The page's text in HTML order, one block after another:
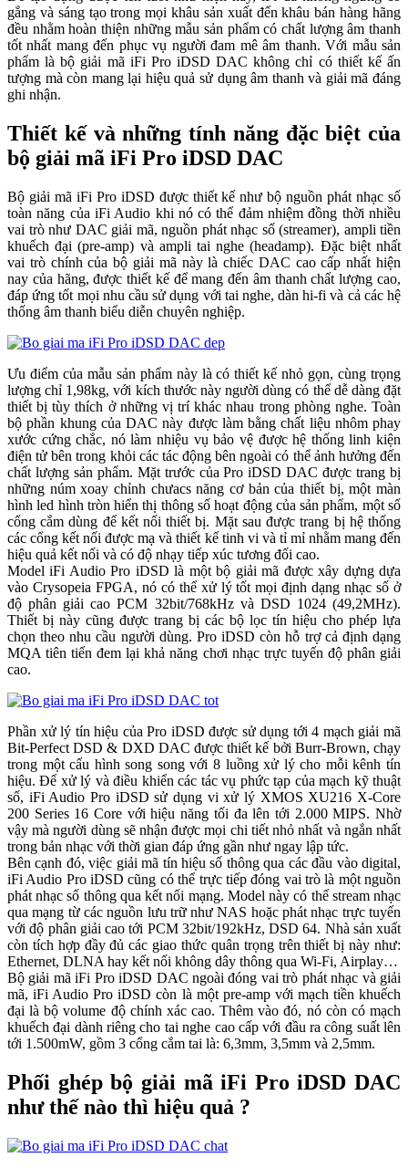
gắng và sáng tạo trong mọi khâu sản xuất đến khâu bán hàng hãng
đều nhằm hoàn thiện những mẫu sản phẩm có chất lượng âm thanh
tốt nhất mang đến phục vụ người đam mê âm thanh. Với mẫu sản
phẩm là bộ giải mã iFi Pro iDSD DAC không chỉ có thiết kế ấn
tượng mà còn mang lại hiệu quả sử dụng âm thanh và giải mã đáng
ghi nhận.
Thiết kế và những tính năng đặc biệt của
bộ giải mã iFi Pro iDSD DAC
Bộ giải mã iFi Pro iDSD được thiết kế như bộ nguồn phát nhạc số
toàn năng của iFi Audio khi nó có thể đảm nhiệm đồng thời nhiều
vai trò như DAC giải mã, nguồn phát nhạc số (streamer), ampli tiền
khuếch đại (pre-amp) và ampli tai nghe (headamp). Đặc biệt nhất
vai trò chính của bộ giải mã này là chiếc DAC cao cấp nhất hiện
nay của hãng, được thiết kế để mang đến âm thanh chất lượng cao,
đáp ứng tốt mọi nhu cầu sử dụng với tai nghe, dàn hi-fi và cả các hệ
thống âm thanh biểu diễn chuyên nghiệp.
Ưu điểm của mẫu sản phẩm này là có thiết kế nhỏ gọn, cùng trọng
lượng chỉ 1,98kg, với kích thước này người dùng có thể dễ dàng đặt
thiết bị tùy thích ở những vị trí khác nhau trong phòng nghe. Toàn
bộ phần khung của DAC này được làm bằng chất liệu nhôm phay
xước cứng chắc, nó làm nhiệu vụ bảo vệ được hệ thống linh kiện
điện tử bên trong khỏi các tác động bên ngoài có thể ảnh hưởng đến
chất lượng sản phẩm. Mặt trước của Pro iDSD DAC được trang bị
những núm xoay chỉnh chưacs năng cơ bản của thiết bị, một màn
hình led hình tròn hiển thị thông số hoạt động của sản phẩm, một số
cổng cắm dùng để kết nối thiết bị. Mặt sau được trang bị hệ thống
các cổng kết nối được mạ và thiết kế tinh vi và tỉ mỉ nhằm mang đến
hiệu quả kết nối và có độ nhạy tiếp xúc tương đối cao.
Model iFi Audio Pro iDSD là một bộ giải mã được xây dựng dựa
vào Crysopeia FPGA, nó có thể xử lý tốt mọi định dạng nhạc số ở
độ phân giải cao PCM 32bit/768kHz và DSD 1024 (49,2MHz).
Thiết bị này cũng được trang bị các bộ lọc tín hiệu cho phép lựa
chọn theo nhu cầu người dùng. Pro iDSD còn hỗ trợ cả định dạng
MQA tiên tiến đem lại khả năng chơi nhạc trực tuyến độ phân giải
cao.
Phần xử lý tín hiệu của Pro iDSD được sử dụng tới 4 mạch giải mã
Bit-Perfect DSD & DXD DAC được thiết kế bởi Burr-Brown, chạy
trong một cấu hình song song với 8 luồng xử lý cho mỗi kênh tín
hiệu. Để xử lý và điều khiển các tác vụ phức tạp của mạch kỹ thuật
số, iFi Audio Pro iDSD sử dụng vi xử lý XMOS XU216 X-Core
200 Series 16 Core với hiệu năng tối đa lên tới 2.000 MIPS. Nhờ
vậy mà người dùng sẽ nhận được mọi chi tiết nhỏ nhất và ngắn nhất
trong bản nhạc với thời gian đáp ứng gần như ngay lập tức.
Bên cạnh đó, việc giải mã tín hiệu số thông qua các đầu vào digital,
iFi Audio Pro iDSD cũng có thể trực tiếp đóng vai trò là một nguồn
phát nhạc số thông qua kết nối mạng. Model này có thể stream nhạc
qua mạng từ các nguồn lưu trữ như NAS hoặc phát nhạc trực tuyến
với độ phân giải cao tới PCM 32bit/192kHz, DSD 64. Nhà sản xuất
còn tích hợp đầy đủ các giao thức quân trọng trên thiết bị này như:
Ethernet, DLNA hay kết nối không dây thông qua Wi-Fi, Airplay…
Bộ giải mã iFi Pro iDSD DAC ngoài đóng vai trò phát nhạc và giải
mã, iFi Audio Pro iDSD còn là một pre-amp với mạch tiền khuếch
đại là bộ volume độ chính xác cao. Thêm vào đó, nó còn có mạch
khuếch đại dành riêng cho tai nghe cao cấp với đầu ra công suất lên
tới 1.500mW, gồm 3 cổng cắm tai là: 6,3mm, 3,5mm và 2,5mm.
Phối ghép bộ giải mã iFi Pro iDSD DAC
như thế nào thì hiệu quả ?